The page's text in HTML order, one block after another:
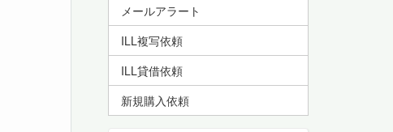
メールアラート
ILL複写依頼
ILL貸借依頼
新規購入依頼